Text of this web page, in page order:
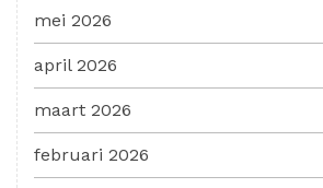
mei 2026
april 2026
maart 2026
februari 2026